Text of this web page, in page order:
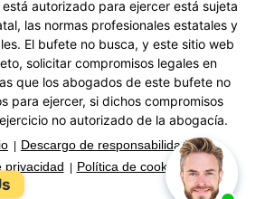
autorizado para ejercer está sujeta
las normas profesionales estatales y
El bufete no busca, y este sitio web
solicitar compromisos legales en
que los abogados de este bufete no
para ejercer, si dichos compromisos
no autorizado de la abogacía.
Descargo de responsabilidad
privacidad
Política de cookies